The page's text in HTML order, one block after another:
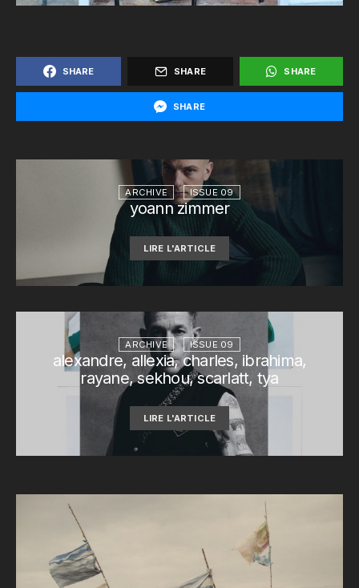
SHARE SHARE SHARE
SHARE
ARCHIVE ISSUE 09
yoann zimmer
LIRE L'ARTICLE
ARCHIVE ISSUE 09
alexandre, allexia, charles, ibrahima,
rayane, sekhou, scarlatt, tya
LIRE L'ARTICLE